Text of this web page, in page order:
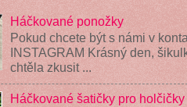
Háčkované ponožky
Pokud chcete být s námi v
INSTAGRAM Krásný den,
chtěla zkusit ...
Háčkované šatičky pro holčičky